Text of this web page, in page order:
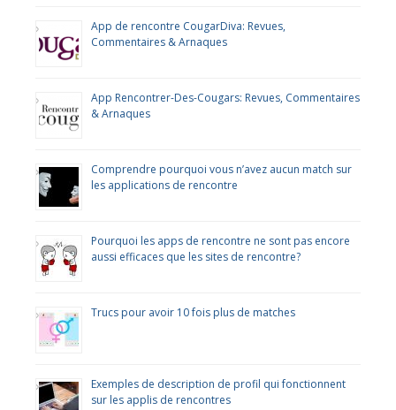
App de rencontre CougarDiva: Revues,
Commentaires & Arnaques
App Rencontrer-Des-Cougars: Revues, Commentaires
& Arnaques
Comprendre pourquoi vous n’avez aucun match sur
les applications de rencontre
Pourquoi les apps de rencontre ne sont pas encore
aussi efficaces que les sites de rencontre?
Trucs pour avoir 10 fois plus de matches
Exemples de description de profil qui fonctionnent
sur les applis de rencontres